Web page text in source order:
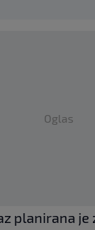
Oglas
planirana je